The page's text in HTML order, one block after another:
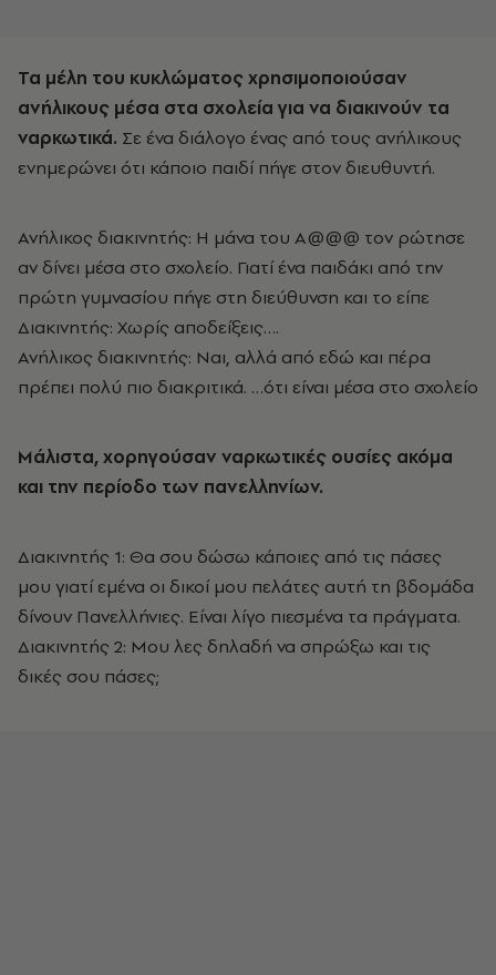
Τα μέλη του κυκλώματος χρησιμοποιούσαν
ανήλικους μέσα στα σχολεία για να διακινούν τα
ναρκωτικά. Σε ένα διάλογο ένας από τους ανήλικους
ενημερώνει ότι κάποιο παιδί πήγε στον διευθυντή.
Ανήλικος διακινητής: Η μάνα του Α@@@ τον ρώτησε
αν δίνει μέσα στο σχολείο. Γιατί ένα παιδάκι από την
πρώτη γυμνασίου πήγε στη διεύθυνση και το είπε
Διακινητής: Χωρίς αποδείξεις….
Ανήλικος διακινητής: Ναι, αλλά από εδώ και πέρα
πρέπει πολύ πιο διακριτικά. …ότι είναι μέσα στο σχολείο
Μάλιστα, χορηγούσαν ναρκωτικές ουσίες ακόμα
και την περίοδο των πανελληνίων.
Διακινητής 1: Θα σου δώσω κάποιες από τις πάσες
μου γιατί εμένα οι δικοί μου πελάτες αυτή τη βδομάδα
δίνουν Πανελλήνιες. Είναι λίγο πιεσμένα τα πράγματα.
Διακινητής 2: Μου λες δηλαδή να σπρώξω και τις
δικές σου πάσες;